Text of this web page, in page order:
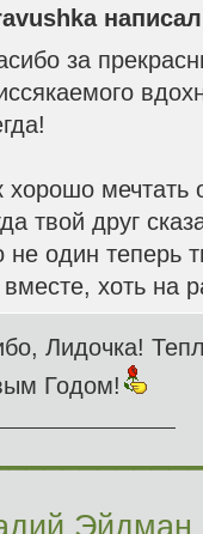
за
хорошо мечтать
твой друг
не один теперь
хоть на
Лидочка!
Годом!
Эйдман